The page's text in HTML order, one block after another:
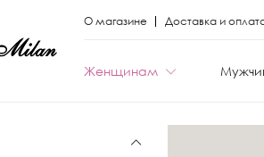
О магазине Доставка и
Женщинам